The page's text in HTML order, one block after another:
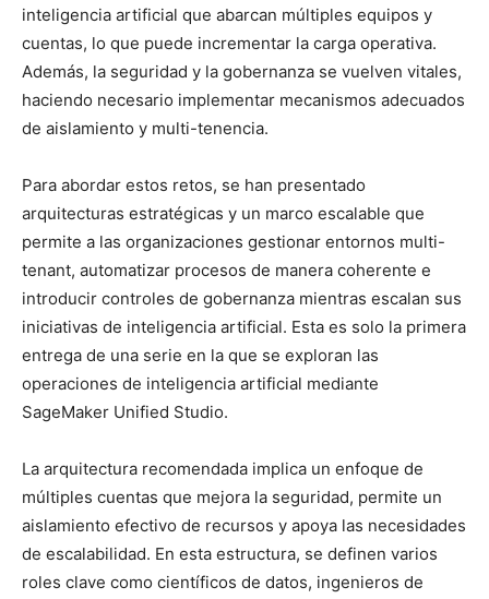
inteligencia artificial que abarcan múltiples equipos y
cuentas, lo que puede incrementar la carga operativa.
Además, la seguridad y la gobernanza se vuelven vitales,
haciendo necesario implementar mecanismos adecuados
de aislamiento y multi-tenencia.
Para abordar estos retos, se han presentado
arquitecturas estratégicas y un marco escalable que
permite a las organizaciones gestionar entornos multi-
tenant, automatizar procesos de manera coherente e
introducir controles de gobernanza mientras escalan sus
iniciativas de inteligencia artificial. Esta es solo la primera
entrega de una serie en la que se exploran las
operaciones de inteligencia artificial mediante
SageMaker Unified Studio.
La arquitectura recomendada implica un enfoque de
múltiples cuentas que mejora la seguridad, permite un
aislamiento efectivo de recursos y apoya las necesidades
de escalabilidad. En esta estructura, se definen varios
roles clave como científicos de datos, ingenieros de